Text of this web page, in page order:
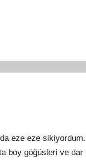
eze eze
boy göğüsleri ve